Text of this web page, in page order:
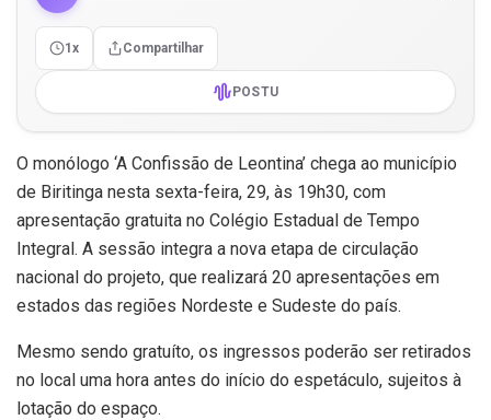
1x Compartilhar
POSTU
O monólogo ‘A Confissão de Leontina’ chega ao município
de Biritinga nesta sexta-feira, 29, às 19h30, com
apresentação gratuita no Colégio Estadual de Tempo
Integral. A sessão integra a nova etapa de circulação
nacional do projeto, que realizará 20 apresentações em
estados das regiões Nordeste e Sudeste do país.
Mesmo sendo gratuíto, os ingressos poderão ser retirados
no local uma hora antes do início do espetáculo, sujeitos à
lotação do espaço.